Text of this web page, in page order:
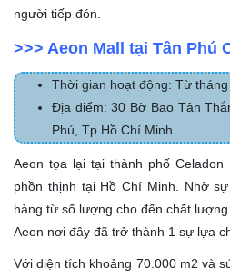
người tiếp đón.
>>> Aeon Mall tại Tân Phú
Thời gian hoạt động: Từ
Địa điểm: 30 Bờ Bao Tân
Phú, Tp.Hồ Chí Minh.
Aeon tọa lại tại thành phố
phồn thịnh tại Hồ Chí Minh. Nhờ
hàng từ số lượng cho đến chất
Aeon nơi đây đã trở thành 1 sự lựa
Với diện tích khoảng 70.000 m2 và